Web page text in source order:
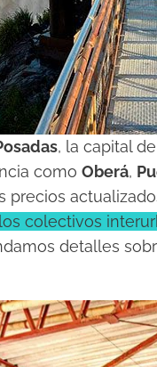
, la capital
como Oberá,
precios
colectivos
detalles